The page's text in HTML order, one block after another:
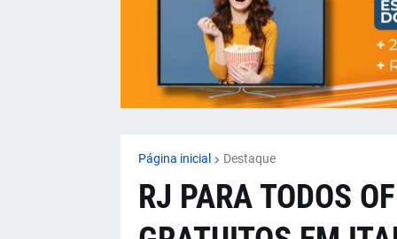
Página inicial Destaque
RJ PARA TODOS